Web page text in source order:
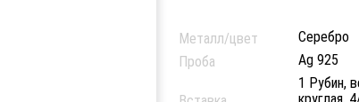
Металл/цвет
Серебро
Проба
Ag 925
1 Рубин,